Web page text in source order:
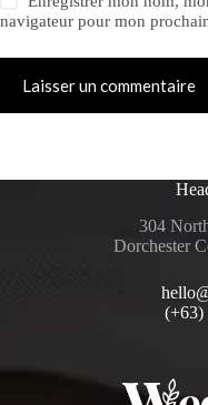
navigateur pour mon
Laisser un commentaire
304
Dorchester
(+63)